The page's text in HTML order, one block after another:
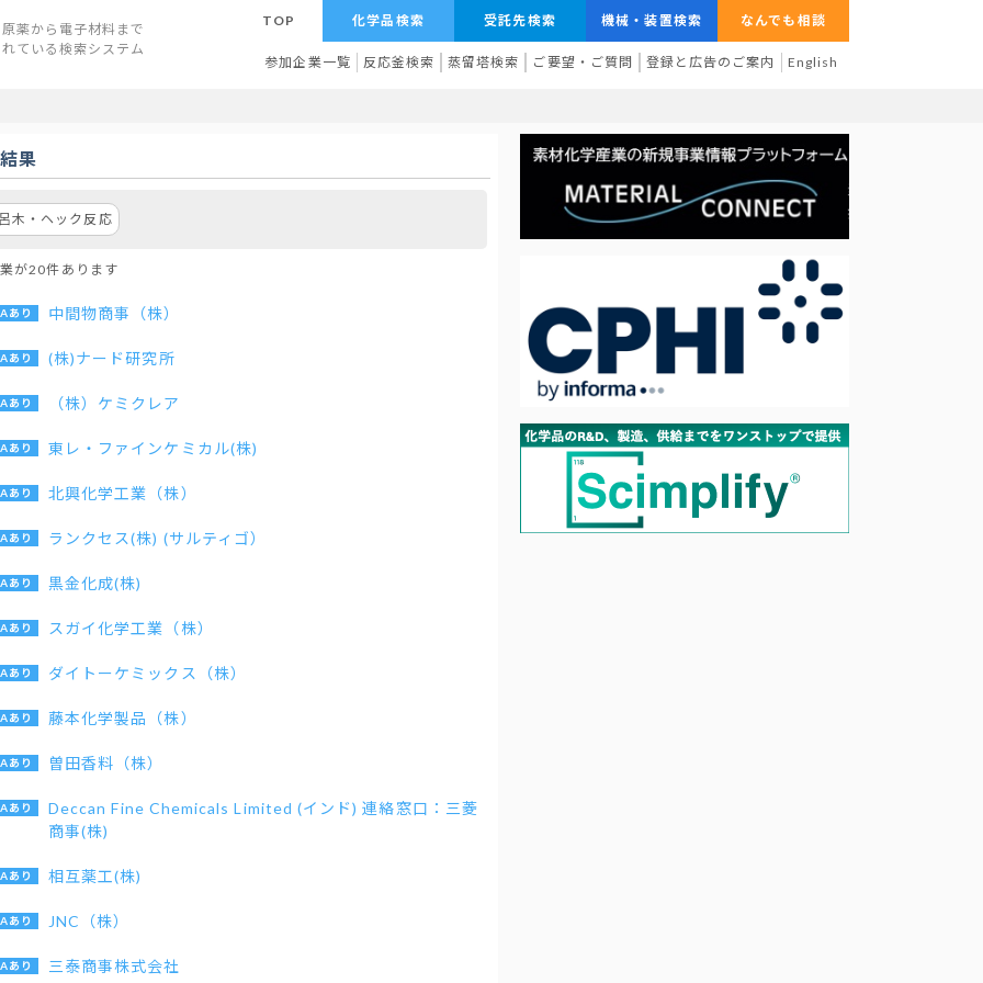
薬から電子材料まで
ている検索システム
TOP 化学品検索 受託先検索 機械・装置検索 なんでも相談
参加企業一覧 反応釜検索 蒸留塔検索 ご要望・ご質問 登録と広告のご案内 English
果
木・ヘック反応
が20件あります
中間物商事（株）
(株)ナード研究所
（株）ケミクレア
東レ・ファインケミカル(株)
北興化学工業（株）
ランクセス(株) (サルティゴ）
黒金化成(株)
スガイ化学工業（株）
ダイトーケミックス（株）
藤本化学製品（株）
曽田香料（株）
Deccan Fine Chemicals Limited (インド) 連絡窓口：三菱
商事(株)
相互薬工(株)
JNC（株）
三泰商事株式会社